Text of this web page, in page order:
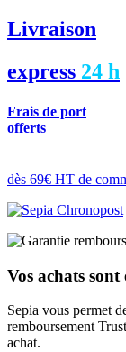
Livraison
express 24 h
Frais de port
offerts
dès 69€ HT de
Vos achats
Sepia vous permet
remboursement
achat.